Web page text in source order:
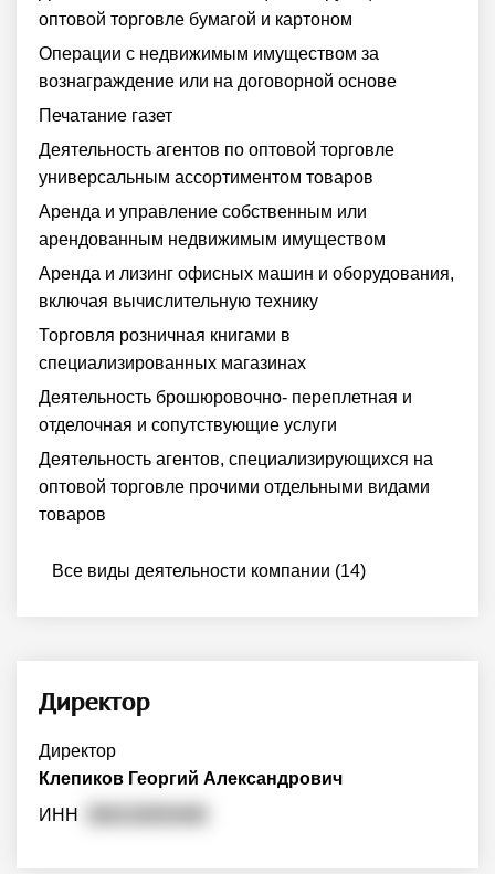
оптовой торговле бумагой и картоном
Операции с недвижимым имуществом за
вознаграждение или на договорной основе
Печатание газет
Деятельность агентов по оптовой торговле
универсальным ассортиментом товаров
Аренда и управление собственным или
арендованным недвижимым имуществом
Аренда и лизинг офисных машин и оборудования,
включая вычислительную технику
Торговля розничная книгами в
специализированных магазинах
Деятельность брошюровочно- переплетная и
отделочная и сопутствующие услуги
Деятельность агентов, специализирующихся на
оптовой торговле прочими отдельными видами
товаров
Все виды деятельности компании (14)
Директор
Директор
Клепиков Георгий Александрович
ИНН